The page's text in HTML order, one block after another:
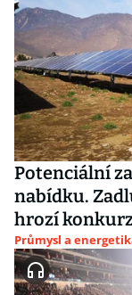
Potenciální
nabídku.
hrozí
Průmysl a